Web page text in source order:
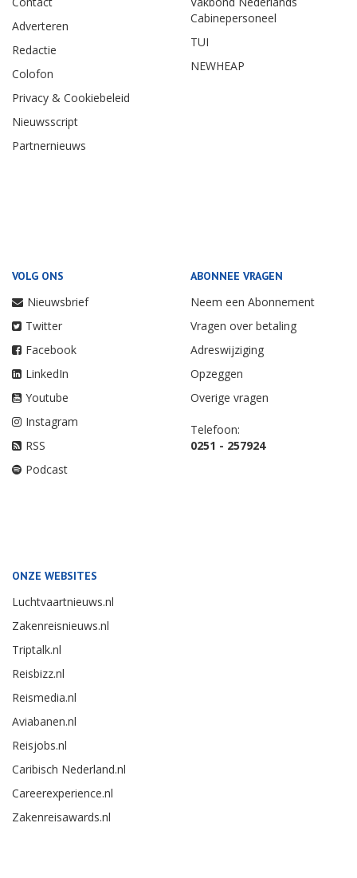
Adverteren
Redactie
Colofon
Privacy & Cookiebeleid
Nieuwsscript
Partnernieuws
Cabinepersoneel
TUI
NEWHEAP
VOLG ONS
Nieuwsbrief
Twitter
Facebook
LinkedIn
Youtube
Instagram
RSS
Podcast
ABONNEE VRAGEN
Neem een Abonnement
Vragen over betaling
Adreswijziging
Opzeggen
Overige vragen
Telefoon:
0251 - 257924
ONZE WEBSITES
Luchtvaartnieuws.nl
Zakenreisnieuws.nl
Triptalk.nl
Reisbizz.nl
Reismedia.nl
Aviabanen.nl
Reisjobs.nl
Caribisch Nederland.nl
Careerexperience.nl
Zakenreisawards.nl